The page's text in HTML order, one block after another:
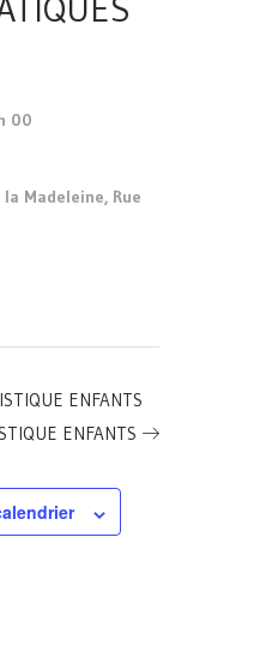
00
la Madeleine, Rue
ENFANTS
ENFANTS